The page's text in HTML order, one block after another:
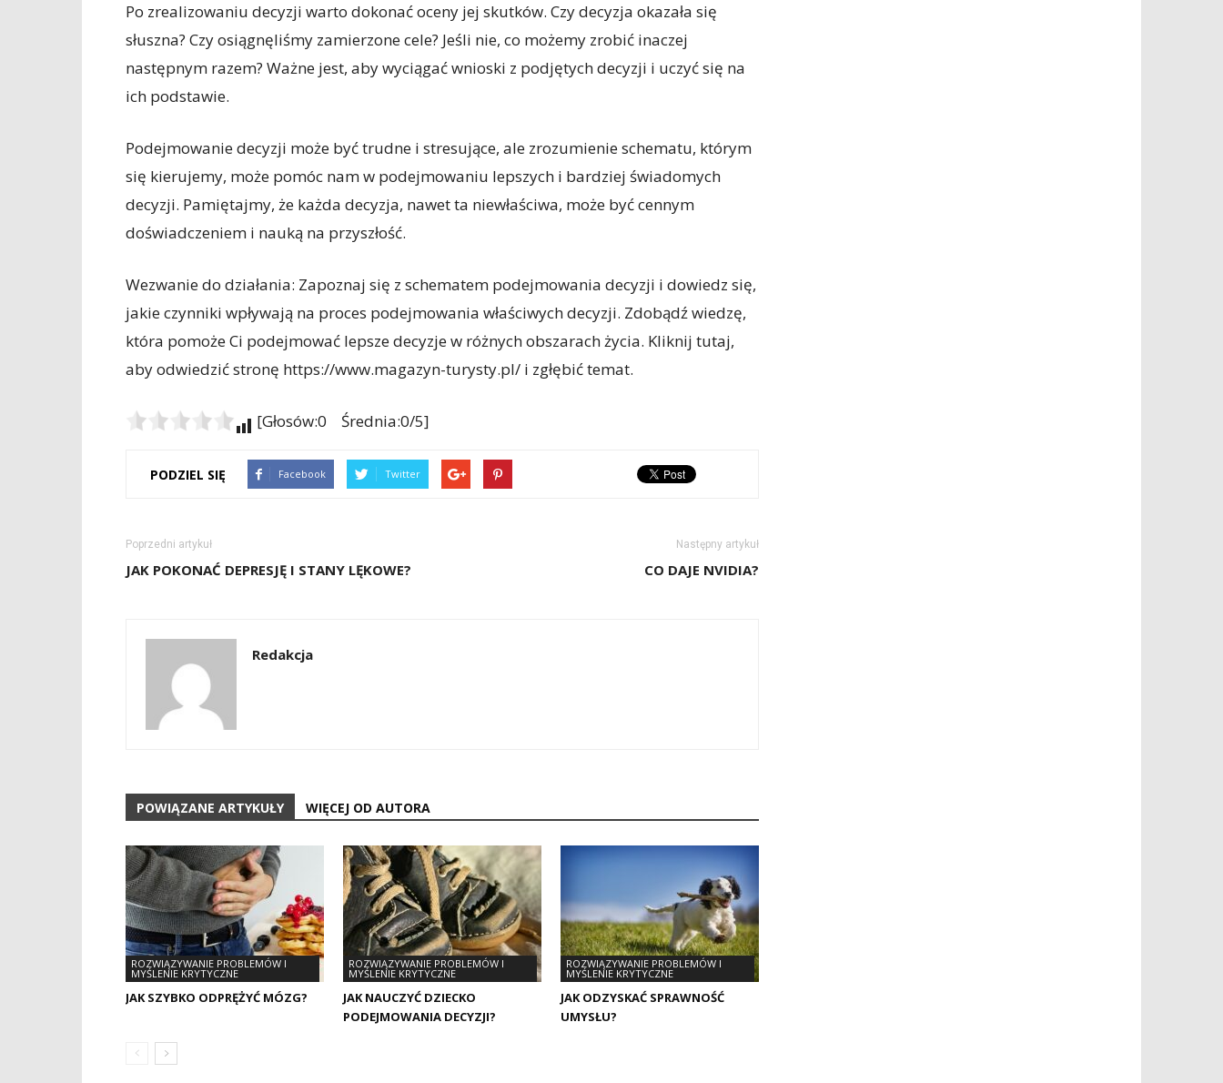
Po zrealizowaniu decyzji warto dokonać oceny jej skutków. Czy decyzja okazała się
słuszna? Czy osiągnęliśmy zamierzone cele? Jeśli nie, co możemy zrobić inaczej
następnym razem? Ważne jest, aby wyciągać wnioski z podjętych decyzji i uczyć się na
ich podstawie.
Podejmowanie decyzji może być trudne i stresujące, ale zrozumienie schematu, którym
się kierujemy, może pomóc nam w podejmowaniu lepszych i bardziej świadomych
decyzji. Pamiętajmy, że każda decyzja, nawet ta niewłaściwa, może być cennym
doświadczeniem i nauką na przyszłość.
Wezwanie do działania: Zapoznaj się z schematem podejmowania decyzji i dowiedz się,
jakie czynniki wpływają na proces podejmowania właściwych decyzji. Zdobądź wiedzę,
która pomoże Ci podejmować lepsze decyzje w różnych obszarach życia. Kliknij tutaj,
aby odwiedzić stronę https://www.magazyn-turysty.pl/ i zgłębić temat.
[Głosów:0 Średnia:0/5]
PODZIEL SIĘ Facebook Twitter
Poprzedni artykuł
JAK POKONAĆ DEPRESJĘ I STANY LĘKOWE?
Następny artykuł
CO DAJE NVIDIA?
Redakcja
POWIĄZANE ARTYKUŁY WIĘCEJ OD AUTORA
ROZWIĄZYWANIE PROBLEMÓW I
MYŚLENIE KRYTYCZNE
JAK SZYBKO ODPRĘŻYĆ MÓZG?
ROZWIĄZYWANIE PROBLEMÓW I
MYŚLENIE KRYTYCZNE
JAK NAUCZYĆ DZIECKO
PODEJMOWANIA DECYZJI?
ROZWIĄZYWANIE PROBLEMÓW I
MYŚLENIE KRYTYCZNE
JAK ODZYSKAĆ SPRAWNOŚĆ
UMYSŁU?